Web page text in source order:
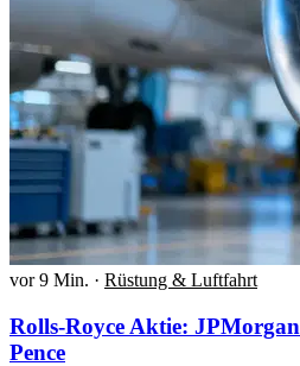
vor 9 Min. · Rüstung & Luftfahrt
Rolls-Royce Aktie:
Pence